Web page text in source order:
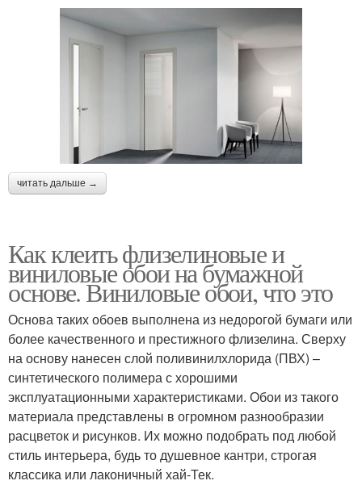
читать дальше →
Как клеить флизелиновые и
виниловые обои на бумажной
основе. Виниловые обои, что это
Основа таких обоев выполнена из недорогой бумаги или
более качественного и престижного флизелина. Сверху
на основу нанесен слой поливинилхлорида (ПВХ) –
синтетического полимера с хорошими
эксплуатационными характеристиками. Обои из такого
материала представлены в огромном разнообразии
расцветок и рисунков. Их можно подобрать под любой
стиль интерьера, будь то душевное кантри, строгая
классика или лаконичный хай-Тек.